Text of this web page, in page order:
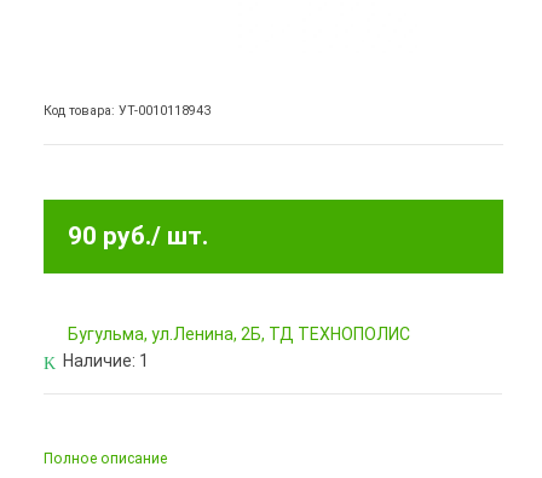
Код товара: УТ-0010118943
90 руб./ шт.
Бугульма, ул.Ленина, 2Б, ТД ТЕХНОПОЛИС
Наличие: 1
Полное описание